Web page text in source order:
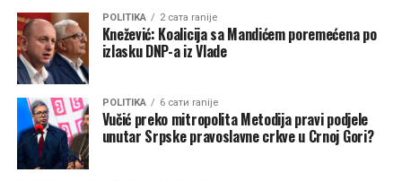
Radionicu je otvorila vršiteljka dužnosti sekretarke
Sekretarijata za lokalnu samoupravu i društvene
djelatnosti Opštine Zeta, Marijana Nedović Radulović,
koja je istakla značaj ovakvih inicijativa za lokalnu
zajednicu i podršku institucija u radu sa mladima. Tom
prilikom najavila je i otvaranje Omladinskog centra u
Zeti, koji će, kako je navedeno, biti prostor za
povezivanje i razvoj mladih.
POLITIKA 2 сата ranije
Knežević: Koalicija sa Mandićem poremećena po
izlasku DNP-a iz Vlade
POLITIKA 6 сати ranije
Vučić preko mitropolita Metodija pravi podjele
unutar Srpske pravoslavne crkve u Crnoj Gori?